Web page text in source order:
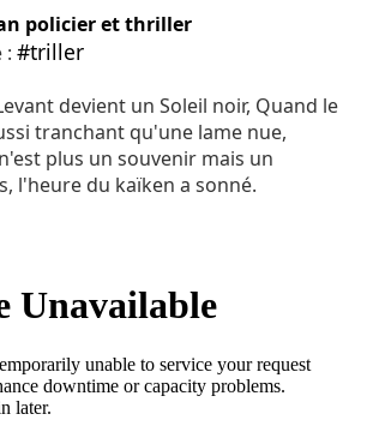
policier et thriller
: #triller
devient un Soleil noir, Quand le
tranchant qu'une lame nue,
plus un souvenir mais un
l'heure du kaïken a sonné.